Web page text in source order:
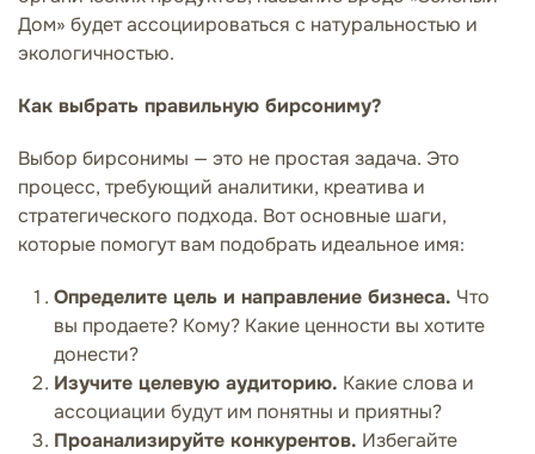
Дом» будет ассоциироваться с натуральностью и
экологичностью.
Как выбрать правильную бирсониму?
Выбор бирсонимы — это не простая задача. Это
процесс, требующий аналитики, креатива и
стратегического подхода. Вот основные шаги,
которые помогут вам подобрать идеальное имя:
Определите цель и направление бизнеса. Что
вы продаете? Кому? Какие ценности вы хотите
донести?
Изучите целевую аудиторию. Какие слова и
ассоциации будут им понятны и приятны?
Проанализируйте конкурентов. Избегайте